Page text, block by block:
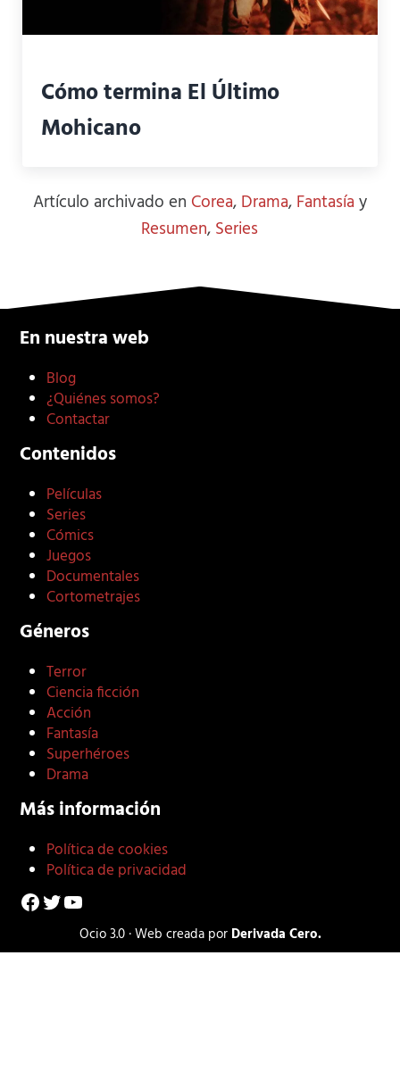
Cómo termina El Último
Mohicano
Artículo archivado en Corea, Drama, Fantasía y
Resumen, Series
En nuestra web
Blog
¿Quiénes somos?
Contactar
Contenidos
Películas
Series
Cómics
Juegos
Documentales
Cortometrajes
Géneros
Terror
Ciencia ficción
Acción
Fantasía
Superhéroes
Drama
Más información
Política de cookies
Política de privacidad
Facebook
Twitter
YouTube
Ocio 3.0 · Web creada por Derivada Cero.